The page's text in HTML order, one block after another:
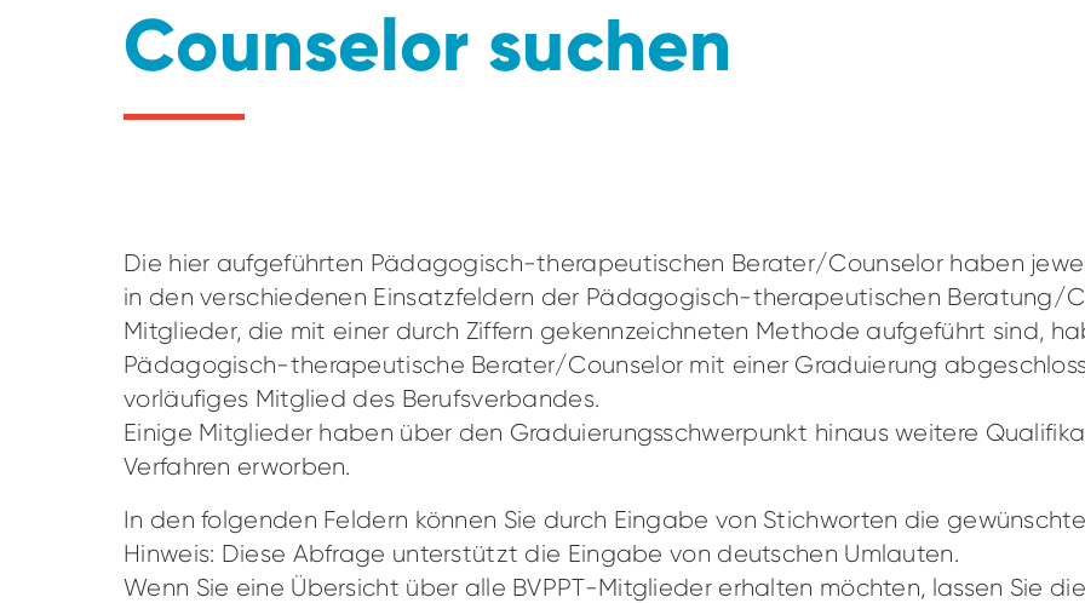
Counselor suchen
Die hier aufgeführten Pädagogisch-therapeutischen Berater/Counselor haben
in den verschiedenen Einsatzfeldern der Pädagogisch-therapeutischen Beratung/
Mitglieder, die mit einer durch Ziffern gekennzeichneten Methode aufgeführt sind,
Pädagogisch-therapeutische Berater/Counselor mit einer Graduierung
vorläufiges Mitglied des Berufsverbandes.
Einige Mitglieder haben über den Graduierungsschwerpunkt hinaus weitere
Verfahren erworben.
In den folgenden Feldern können Sie durch Eingabe von Stichworten die
Hinweis: Diese Abfrage unterstützt die Eingabe von deutschen Umlauten.
Wenn Sie eine Übersicht über alle BVPPT-Mitglieder erhalten möchten, lassen Sie